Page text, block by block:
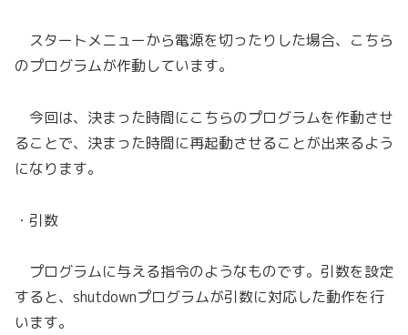
スタートメニューから電源を切ったりした場合、こちら
のプログラムが作動しています。
今回は、決まった時間にこちらのプログラムを作動させ
ることで、決まった時間に再起動させることが出来るよう
になります。
・引数
プログラムに与える指令のようなものです。引数を設定
すると、shutdownプログラムが引数に対応した動作を行
います。